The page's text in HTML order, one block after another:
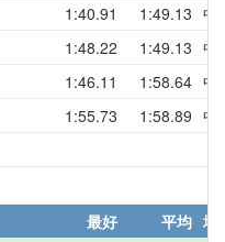
1:40.91 1:49.13 中
1:48.22 1:49.13 中
1:46.11 1:58.64 中
1:55.73 1:58.89 中
最好 平均 地